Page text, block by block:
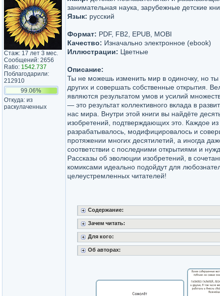
Стаж: 17 лет 3 мес.
Сообщений: 2656
Ratio: 1542.737
Поблагодарили:
212910
99.06%
Откуда: из
раскулаченных
занимательная наука, зарубежные детские
Язык: русский
Формат: PDF, FB2, EPUB, MOBI
Качество: Изначально электронное (ebook)
Иллюстрации: Цветные
Описание:
Ты не можешь изменить мир в одиночку, но
других и совершать собственные открытия.
являются результатом умов и усилий
— это результат коллективного вклада в
нас мира. Внутри этой книги вы найдёте
изобретений, подтверждающих это. Каждое из
разрабатывалось, модифицировалось и
протяжении многих десятилетий, а иногда
соответствии с последними открытиями и
Рассказы об эволюции изобретений, в
комиксами идеально подойдут для
целеустремленных читателей!
Содержание:
Зачем читать:
Для кого:
Об авторах: